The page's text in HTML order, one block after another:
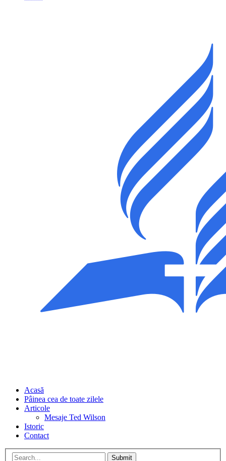
Acasă
Pâinea cea de toate zilele
Articole
Mesaje Ted Wilson
Istoric
Contact
Submit